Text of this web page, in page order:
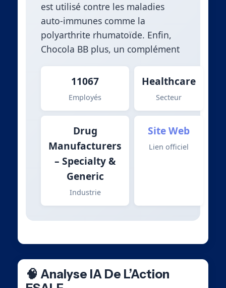
est utilisé contre les maladies
auto-immunes comme la
polyarthrite rhumatoïde. Enfin,
Chocola BB plus, un complément
11067
Employés
Healthcare
Secteur
Drug
Manufacturers
– Specialty &
Generic
Industrie
Site Web
Lien officiel
🧠 Analyse IA De L’Action